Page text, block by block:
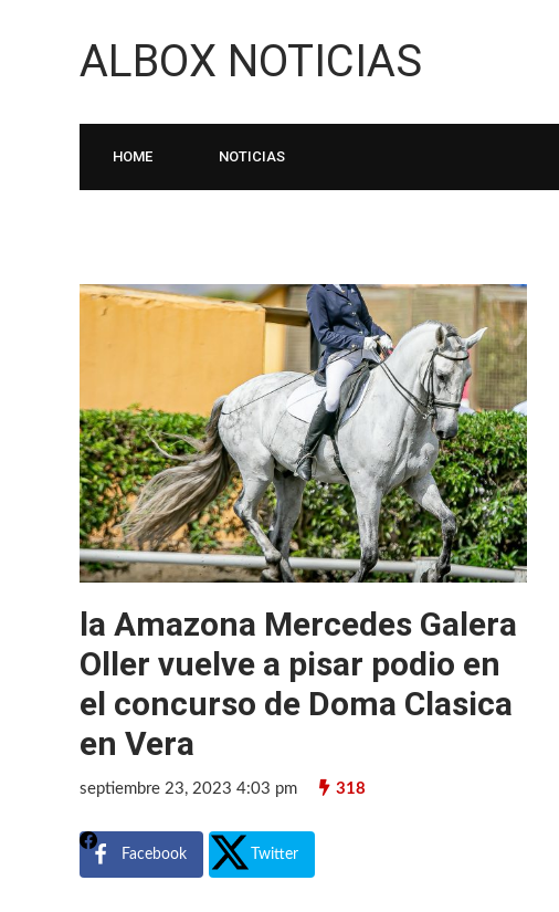
ALBOX NOTICIAS
HOME NOTICIAS
la Amazona Mercedes Galera
Oller vuelve a pisar podio en
el concurso de Doma Clasica
en Vera
septiembre 23, 2023 4:03 pm 318
Facebook Twitter